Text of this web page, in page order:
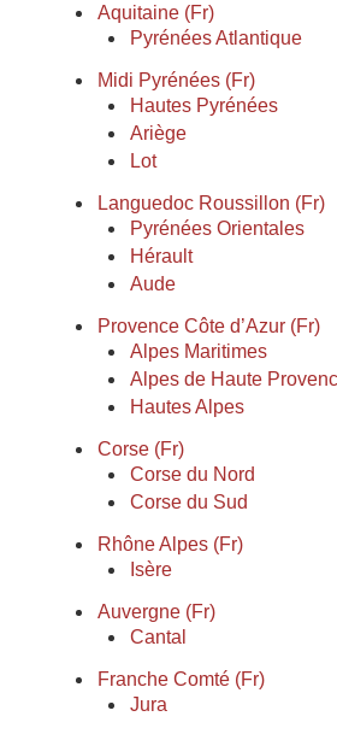
Aquitaine (Fr)
Pyrénées Atlantique
Midi Pyrénées (Fr)
Hautes Pyrénées
Ariège
Lot
Languedoc Roussillon (Fr)
Pyrénées Orientales
Hérault
Aude
Provence Côte d’Azur (Fr)
Alpes Maritimes
Alpes de Haute
Hautes Alpes
Corse (Fr)
Corse du Nord
Corse du Sud
Rhône Alpes (Fr)
Isère
Auvergne (Fr)
Cantal
Franche Comté (Fr)
Jura